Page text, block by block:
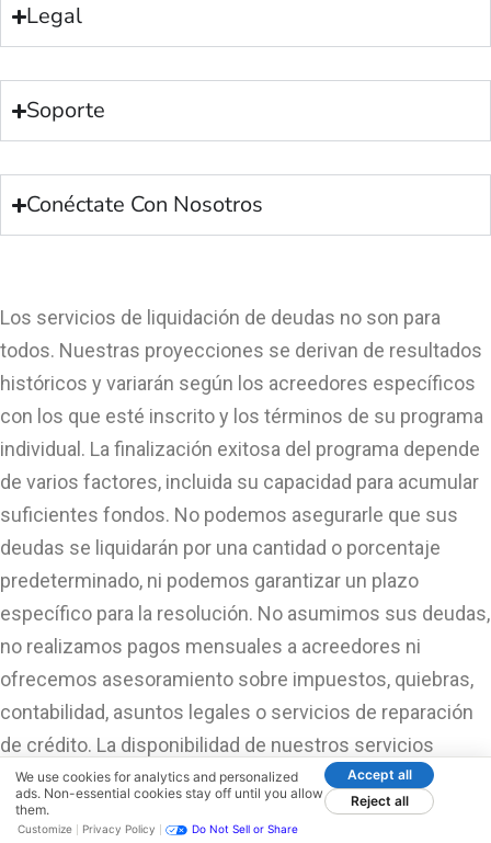
Legal
Soporte
Conéctate Con Nosotros
Los servicios de liquidación de deudas no son para
todos. Nuestras proyecciones se derivan de resultados
históricos y variarán según los acreedores específicos
con los que esté inscrito y los términos de su programa
individual. La finalización exitosa del programa depende
de varios factores, incluida su capacidad para acumular
suficientes fondos. No podemos asegurarle que sus
deudas se liquidarán por una cantidad o porcentaje
predeterminado, ni podemos garantizar un plazo
específico para la resolución. No asumimos sus deudas,
no realizamos pagos mensuales a acreedores ni
ofrecemos asesoramiento sobre impuestos, quiebras,
contabilidad, asuntos legales o servicios de reparación
de crédito. La disponibilidad de nuestros servicios
variará según el estado, y nuestras tarifas están sujetas
a variaciones específicas del estado. Es recomendable
We use cookies for analytics and personalized
ads. Non-essential cookies stay off until you allow
them.
Accept all
Reject all
Customize Privacy Policy Do Not Sell or Share